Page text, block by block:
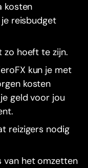
kosten
reisbudget
zo hoeft te zijn.
kun je met
kosten
geld voor jou
reizigers nodig
van het omzetten